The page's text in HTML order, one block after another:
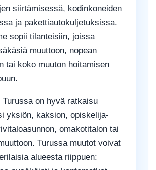
siirtämisessä, kodinkoneiden
ja pakettiautokuljetuksissa.
sopii tilanteisiin, joissa
muuttoon, nopean
tai koko muuton hoitamisen
Turussa on hyvä ratkaisu
yksiön, kaksion, opiskelija-
omakotitalon tai
Turussa muutot voivat
alueesta riippuen: